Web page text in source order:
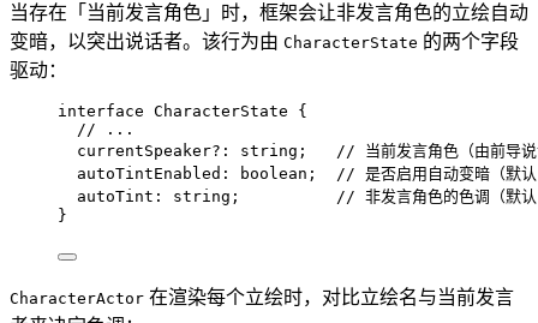
当存在「当前发言角色」时，框架会让非发言角色的立绘自动
变暗，以突出说话者。该行为由 CharacterState 的两个字段
驱动：
interface CharacterState {
// ...
currentSpeaker?: string ;
// 当前发言角色（由前导说
autoTintEnabled : boolean ;
// 是否启用自动变暗（默
autoTint : string ;
// 非发言角色的色调（默
}
CharacterActor 在渲染每个立绘时，对比立绘名与当前发言